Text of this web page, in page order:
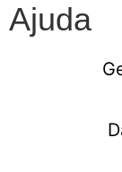
Ajuda